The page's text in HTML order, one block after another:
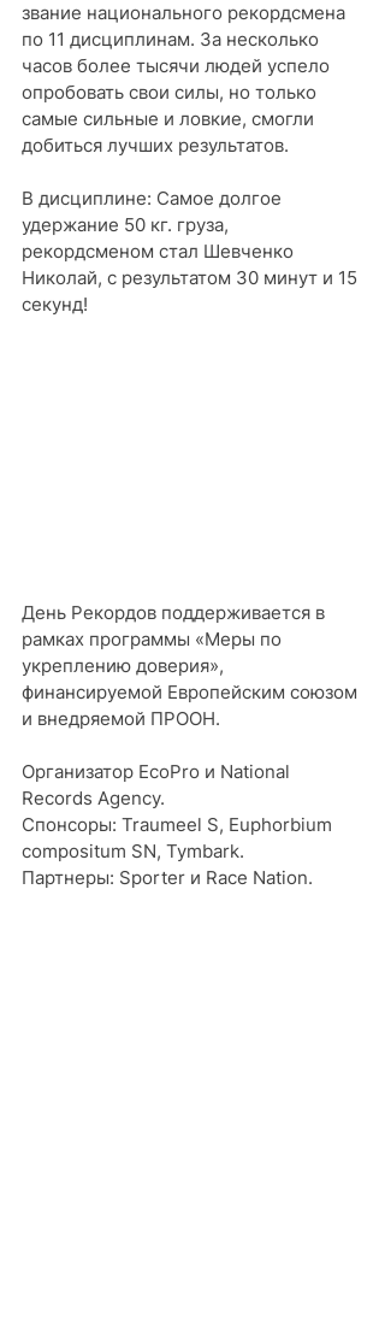
звание национального рекордсмена
по 11 дисциплинам. За несколько
часов более тысячи людей успело
опробовать свои силы, но только
самые сильные и ловкие, смогли
добиться лучших результатов.
В дисциплине: Самое долгое
удержание 50 кг. груза,
рекордсменом стал Шевченко
Николай, с результатом 30 минут и 15
секунд!
День Рекордов поддерживается в
рамках программы «Меры по
укреплению доверия»,
финансируемой Европейским союзом
и внедряемой ПРООН.
Организатор EcoPro и National
Records Agency.
Спонсоры: Traumeel S, Euphorbium
compositum SN, Tymbark.
Партнеры: Sporter и Race Nation.